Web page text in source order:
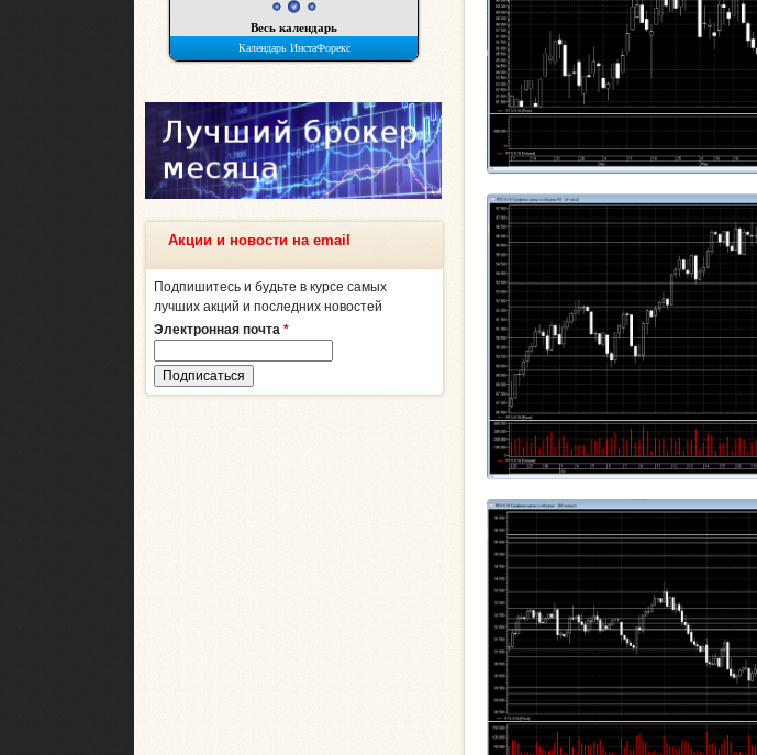
Акции и новости на email
Подпишитесь и будьте в курсе самых
лучших акций и последних новостей
Электронная почта *